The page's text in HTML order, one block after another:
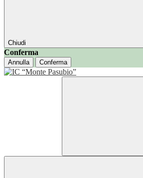
Chiudi
Conferma
Annulla Conferma